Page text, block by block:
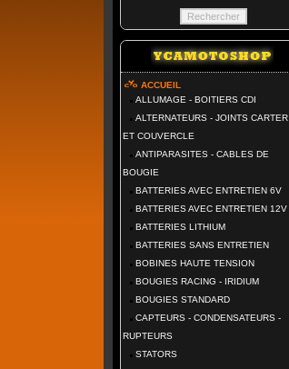
ACCUEIL
ALLUMAGE - BOITIERS CDI
ALTERNATEURS - JOINTS CARTER
ET COUVERCLE
ANTIPARASITES - CABLES DE
BOUGIE
BATTERIES AVEC ENTRETIEN 6V
BATTERIES AVEC ENTRETIEN 12V
BATTERIES LITHIUM
BATTERIES SANS ENTRETIEN
BOBINES HAUTE TENSION
BOUGIES RACING - IRIDIUM
BOUGIES STANDARD
CAPTEURS - CONDENSATEURS -
RUPTEURS
STATORS